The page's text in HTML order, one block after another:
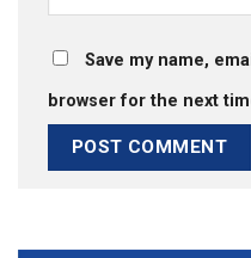
Save my name,
browser for the next